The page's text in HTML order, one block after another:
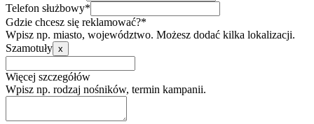
Telefon służbowy*
Gdzie chcesz się reklamować?*
Wpisz np. miasto, województwo. Możesz dodać kilka lokalizacji.
Szamotuły x
Więcej szczegółów
Wpisz np. rodzaj nośników, termin kampanii.